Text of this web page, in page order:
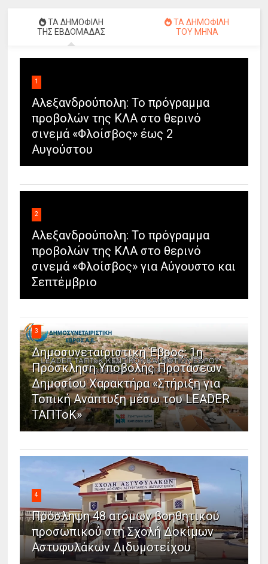
ΤΑ ΔΗΜΟΦΙΛΗ
ΤΗΣ ΕΒΔΟΜΑΔΑΣ
ΤΑ ΔΗΜΟΦΙΛΗ
ΤΟΥ ΜΗΝΑ
1
Αλεξανδρούπολη: Το πρόγραμμα
προβολών της ΚΛΑ στο θερινό
σινεμά «Φλοίσβος» έως 2
Αυγούστου
2
Αλεξανδρούπολη: Το πρόγραμμα
προβολών της ΚΛΑ στο θερινό
σινεμά «Φλοίσβος» για Αύγουστο και
Σεπτέμβριο
3
Δημοσυνεταιριστική Έβρος: 1η
Πρόσκληση Υποβολής Προτάσεων
Δημοσίου Χαρακτήρα «Στήριξη για
Τοπική Ανάπτυξη μέσω του LEADER
ΤΑΠΤοΚ»
4
Πρόσληψη 48 ατόμων βοηθητικού
προσωπικού στη Σχολή Δοκίμων
Αστυφυλάκων Διδυμοτείχου